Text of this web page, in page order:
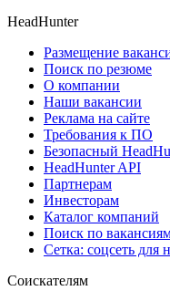
HeadHunter
Размещение
Поиск по резюме
О компании
Наши вакансии
Реклама на сайте
Требования к ПО
Безопасный
HeadHunter API
Партнерам
Инвесторам
Каталог компаний
Поиск по
Сетка: соцсеть для
Соискателям